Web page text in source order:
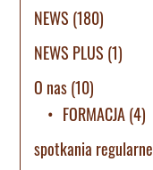
NEWS (180)
NEWS PLUS (1)
O nas(10)
FORMACJA(4)
spotkania regularne